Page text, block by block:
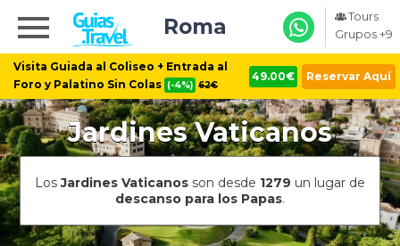
Visita Guiada al Coliseo + Entrada al
Foro y Palatino Sin Colas (-4%) 62€
49.00€ Reservar Aquí
Roma
Tours
Grupos +9
Jardines Vaticanos
LosJardines Vaticanos son desde 1279 un lugar de
descanso para los Papas.